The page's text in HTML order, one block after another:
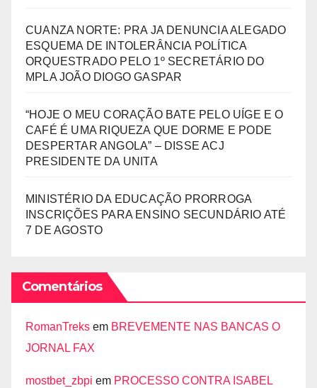
CUANZA NORTE: PRA JA DENUNCIA ALEGADO
ESQUEMA DE INTOLERÂNCIA POLÍTICA
ORQUESTRADO PELO 1º SECRETÁRIO DO
MPLA JOÃO DIOGO GASPAR
“HOJE O MEU CORAÇÃO BATE PELO UÍGE E O
CAFÉ É UMA RIQUEZA QUE DORME E PODE
DESPERTAR ANGOLA” – DISSE ACJ
PRESIDENTE DA UNITA
MINISTÉRIO DA EDUCAÇÃO PRORROGA
INSCRIÇÕES PARA ENSINO SECUNDÁRIO ATÉ
7 DE AGOSTO
Comentários
RomanTreks em BREVEMENTE NAS BANCAS O
JORNAL FAX
mostbet_zbpi em PROCESSO CONTRA ISABEL